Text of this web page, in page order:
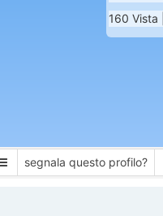
160 Vista |
segnala questo profilo?